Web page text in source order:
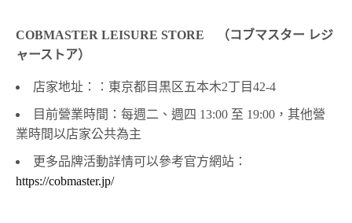
COBMASTER LEISURE STORE （コブマスター レジ
ャーストア）
店家地址：：東京都目黒区五本木2丁目42-4
目前營業時間：每週二、週四 13:00 至 19:00 ，其他營
業時間以店家公共為主
更多品牌活動詳情可以參考官方網站：
https://cobmaster.jp/